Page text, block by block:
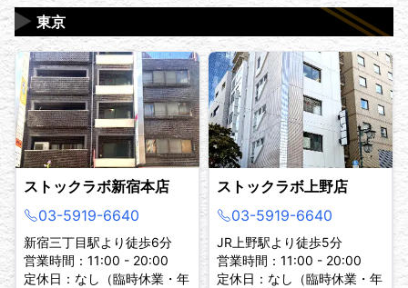
東京
▶
ストックラボ新宿本店
03-5919-6640
新宿三丁目駅より徒歩6分
営業時間：11:00 - 20:00
定休日：なし（臨時休業・年
ストックラボ上野店
03-5919-6640
JR上野駅より徒歩5分
営業時間：11:00 - 20:00
定休日：なし（臨時休業・年